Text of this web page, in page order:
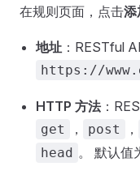
在规则页面，点击添
地址 ：RESTful
https://
HTTP 方法：
get ， post ，
head 。 默认值